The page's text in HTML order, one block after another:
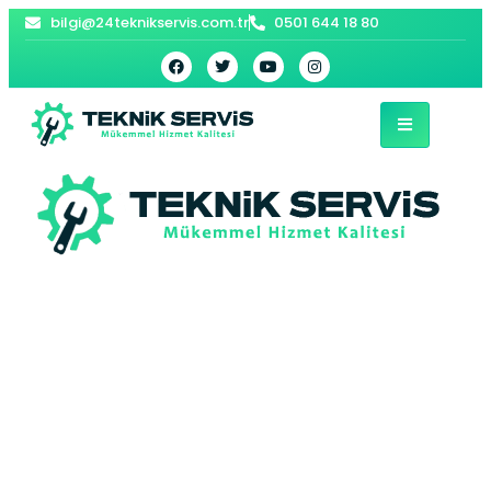
bilgi@24teknikservis.com.tr 0501 644 18 80